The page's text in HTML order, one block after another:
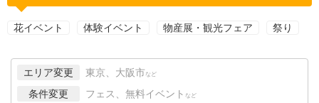
花イベント 体験イベント 物産展・観光フェア 祭り
エリア変更 東京、大阪市 など
条件変更 フェス、無料イベント など